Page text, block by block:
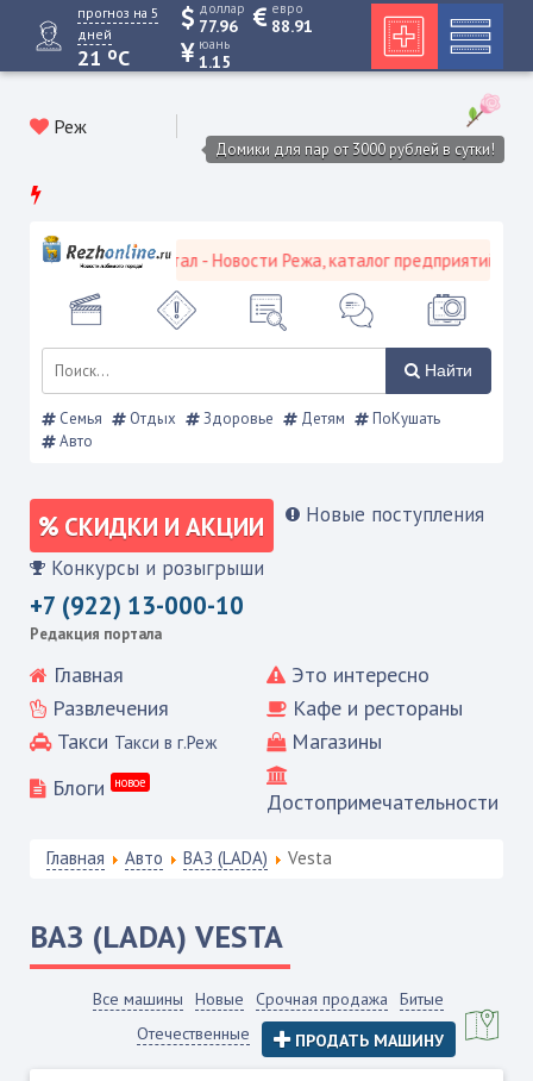
прогноз на 5
дней
21 oC
доллар
77.96
евро
88.91
юань
1.15
Реж
Домики для пар от 3000 рублей в сутки!
городской портал - Новости Режа, каталог предприятий,
Найти
Семья Отдых Здоровье Детям
ПоКушать
Авто
СКИДКИ И АКЦИИ Новые поступления
Конкурсы и розыгрыши
+7 (922) 13-000-10
Редакция портала
Главная
Это интересно
Развлечения
Кафе и рестораны
Такси Такси в г.Реж
Магазины
Блоги
новое
Достопримечательности
Главная Авто ВАЗ (LADA) Vesta
ВАЗ (LADA) VESTA
Все машины Новые Срочная продажа
Битые
Отечественные
ПРОДАТЬ МАШИНУ